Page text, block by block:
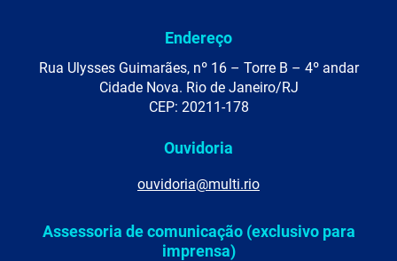
Endereço
Rua Ulysses Guimarães, nº 16 – Torre B – 4º andar
Cidade Nova. Rio de Janeiro/RJ
CEP: 20211-178
Ouvidoria
ouvidoria@multi.rio
Assessoria de comunicação (exclusivo para
imprensa)